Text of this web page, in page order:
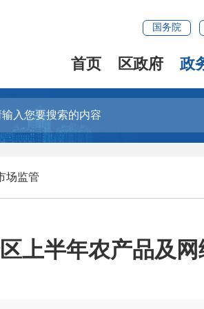
国务院
首页 区政府 政
场监管
上半年农产品及